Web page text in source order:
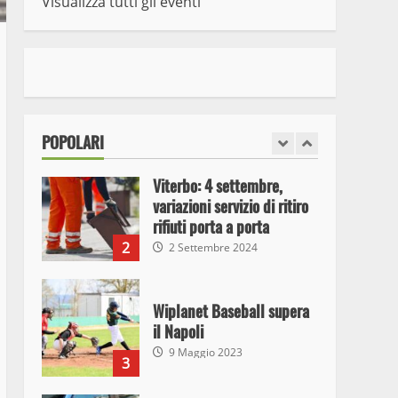
POPOLARI
7 10 Maggio 2023
fini di spaccio di sostanze
2
Viterbo: 4 settembre,
variazioni servizio di ritiro
rifiuti porta a porta
2 Settembre 2024
3
Wiplanet Baseball supera
il Napoli
9 Maggio 2023